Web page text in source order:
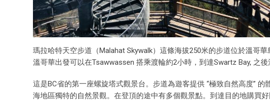
瑪拉哈特天空步道（Malahat Skywalk）這條海拔250米的步道位於溫哥
溫哥華出發可以在Tsawwassen 搭乘渡輪約2小時，到達Swartz Bay, 之後
這是BC省的第一座螺旋塔式觀景台。步道為遊客提供 “極致自然高度”
海地區獨特的自然景觀。在登頂的途中有多個觀景點。到達目的地購買